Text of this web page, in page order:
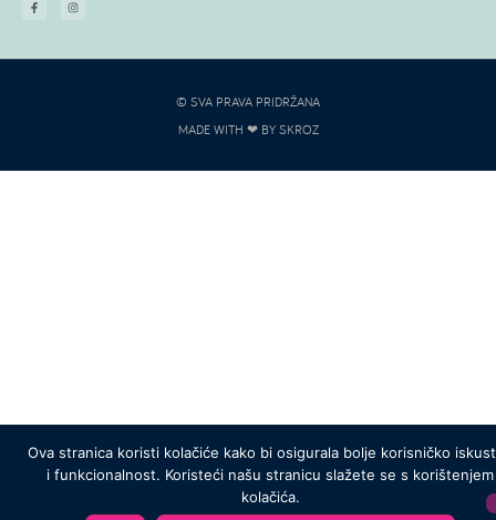
© SVA PRAVA PRIDRŽANA
MADE WITH ❤ BY SKROZ
Ova stranica koristi kolačiće kako bi osigurala bolje korisničko
i funkcionalnost. Koristeći našu stranicu slažete se s korištenjem
kolačića.